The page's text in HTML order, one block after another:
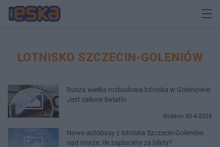
LOTNISKO SZCZECIN-GOLENIÓW
Rusza wielka rozbudowa lotniska w Goleniowie.
Jest zielone światło
dodano 30-4-2026
Nowe autobusy z lotniska Szczecin-Goleniów
nad morze. Ile zapłacimy za bilety?